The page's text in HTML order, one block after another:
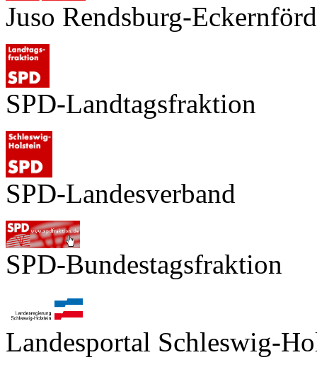
Juso Rendsburg-
SPD-Landtagsfraktion
SPD-Landesverband
SPD-Bundestagsfraktion
Landesportal Schleswig-